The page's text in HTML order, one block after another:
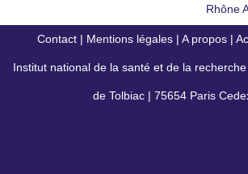
Rhône
Contact | Mentions légales | A propos |
conforme)
Institut national de la santé et de la
de Tolbiac | 75654 Paris